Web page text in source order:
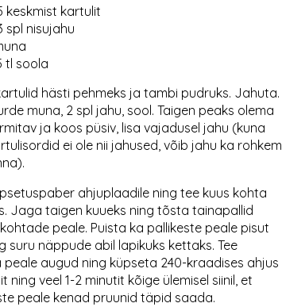
keskmist kartulit
spl nisujahu
tl soola
hästi pehmeks ja tambi pudruks. Jahuta.
muna, 2 spl jahu, sool. Taigen peaks olema
ja koos püsiv, lisa vajadusel jahu (kuna
ei ole nii jahused, võib jahu ka rohkem
ahjuplaadile ning tee kuus kohta
Jaga taigen kuueks ning tõsta tainapallid
peale. Puista ka pallikeste peale pisut
suru näppude abil lapikuks kettaks. Tee
peale augud ning küpseta 240-kraadises ahjus
ning veel 1-2 minutit kõige ülemisel siinil, et
peale kenad pruunid täpid saada.